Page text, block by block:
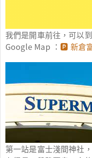
我們是開車前往，可以
Google Map ：🅿 新倉
第一站是富士淺間神社